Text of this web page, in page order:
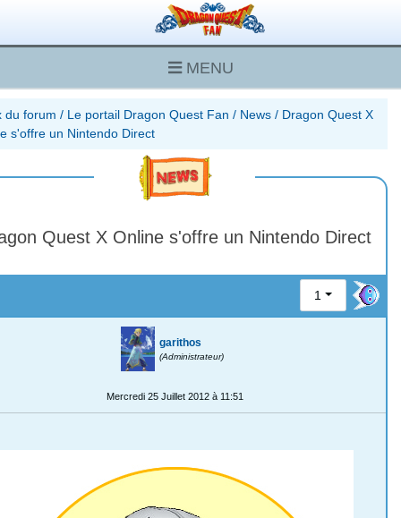
MENU
du forum / Le portail Dragon Quest Fan / News / Dragon Quest X
s'offre un Nintendo Direct
Quest X Online s'offre un Nintendo Direct
1
garithos
(Administrateur)
Mercredi 25 Juillet 2012 à 11:51